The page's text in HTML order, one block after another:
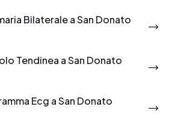
Bilaterale a San Donato
Tendinea a San Donato
Ecg a San Donato